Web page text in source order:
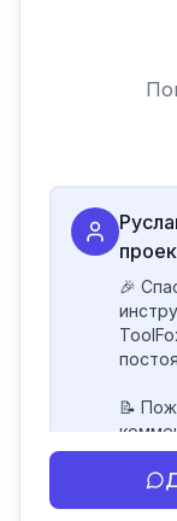
🎉
📝
- Если